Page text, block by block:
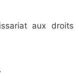
aux droits